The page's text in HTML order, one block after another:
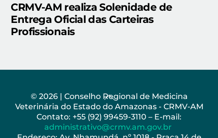
CRMV-AM realiza Solenidade de
Entrega Oficial das Carteiras
Profissionais
Back
To
Top
© 2026 | Conselho Regional de Medicina
Veterinária do Estado do Amazonas - CRMV-AM
Contato: +55 (92) 99459-3110 – E-mail:
administrativo@crmv.am.gov.br